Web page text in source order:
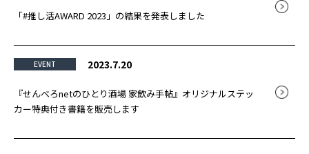
「#推し活AWARD 2023」の結果を発表しました
EVENT 2023.7.20
『せんべろnetのひとり酒場 家飲み手帖』オリジナルステッ
カー特典付き書籍を販売します